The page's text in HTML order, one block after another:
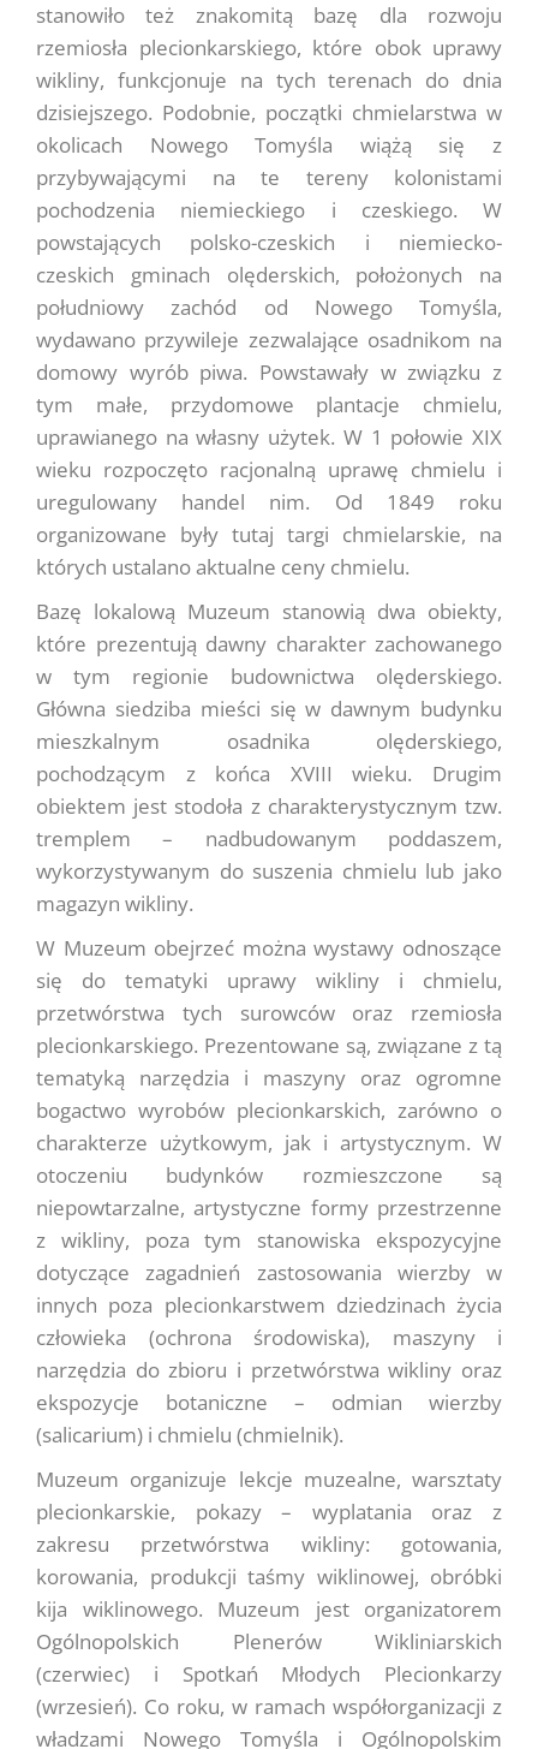
stanowiło też znakomitą bazę dla rozwoju
rzemiosła plecionkarskiego, które obok uprawy
wikliny, funkcjonuje na tych terenach do dnia
dzisiejszego. Podobnie, początki chmielarstwa w
okolicach Nowego Tomyśla wiążą się z
przybywającymi na te tereny kolonistami
pochodzenia niemieckiego i czeskiego. W
powstających polsko-czeskich i niemiecko-
czeskich gminach olęderskich, położonych na
południowy zachód od Nowego Tomyśla,
wydawano przywileje zezwalające osadnikom na
domowy wyrób piwa. Powstawały w związku z
tym małe, przydomowe plantacje chmielu,
uprawianego na własny użytek. W 1 połowie XIX
wieku rozpoczęto racjonalną uprawę chmielu i
uregulowany handel nim. Od 1849 roku
organizowane były tutaj targi chmielarskie, na
których ustalano aktualne ceny chmielu.
Bazę lokalową Muzeum stanowią dwa obiekty,
które prezentują dawny charakter zachowanego
w tym regionie budownictwa olęderskiego.
Główna siedziba mieści się w dawnym budynku
mieszkalnym osadnika olęderskiego,
pochodzącym z końca XVIII wieku. Drugim
obiektem jest stodoła z charakterystycznym tzw.
tremplem – nadbudowanym poddaszem,
wykorzystywanym do suszenia chmielu lub jako
magazyn wikliny.
W Muzeum obejrzeć można wystawy odnoszące
się do tematyki uprawy wikliny i chmielu,
przetwórstwa tych surowców oraz rzemiosła
plecionkarskiego. Prezentowane są, związane z tą
tematyką narzędzia i maszyny oraz ogromne
bogactwo wyrobów plecionkarskich, zarówno o
charakterze użytkowym, jak i artystycznym. W
otoczeniu budynków rozmieszczone są
niepowtarzalne, artystyczne formy przestrzenne
z wikliny, poza tym stanowiska ekspozycyjne
dotyczące zagadnień zastosowania wierzby w
innych poza plecionkarstwem dziedzinach życia
człowieka (ochrona środowiska), maszyny i
narzędzia do zbioru i przetwórstwa wikliny oraz
ekspozycje botaniczne – odmian wierzby
(salicarium) i chmielu (chmielnik).
Muzeum organizuje lekcje muzealne, warsztaty
plecionkarskie, pokazy – wyplatania oraz z
zakresu przetwórstwa wikliny: gotowania,
korowania, produkcji taśmy wiklinowej, obróbki
kija wiklinowego. Muzeum jest organizatorem
Ogólnopolskich Plenerów Wikliniarskich
(czerwiec) i Spotkań Młodych Plecionkarzy
(wrzesień). Co roku, w ramach współorganizacji z
władzami Nowego Tomyśla i Ogólnopolskim